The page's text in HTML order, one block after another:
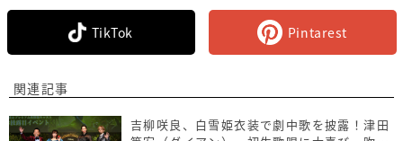
TikTok Pintarest
関連記事
吉柳咲良、白雪姫衣装で劇中歌を披露！津田